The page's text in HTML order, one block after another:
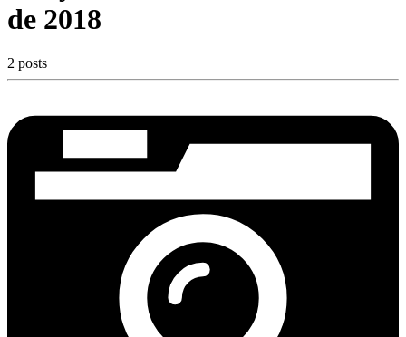
de 2018
2 posts